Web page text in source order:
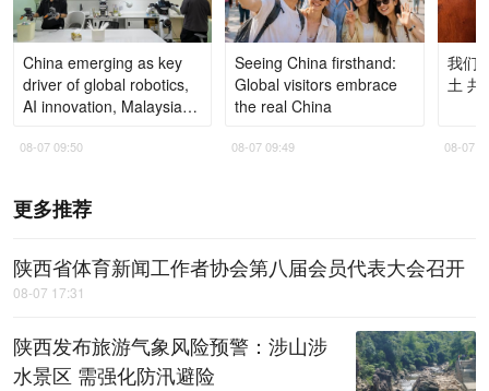
China emerging as key
driver of global robotics,
AI innovation, Malaysian
08-07 09:50
Seeing China firsthand:
Global visitors embrace
the real China
08-07 09:49
我们
土 共
08-07
更多推荐
陕西省体育新闻工作者协会第八届会员代表大会召开
08-07 17:31
陕西发布旅游气象风险预警：涉山涉
水景区 需强化防汛避险